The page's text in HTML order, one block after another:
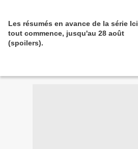
Les résumés en avance de la série Ici
tout commence, jusqu'au 28 août
(spoilers).